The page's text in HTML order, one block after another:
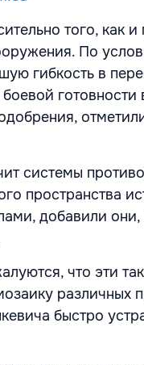
того, как
По
гибкость в
готовности
системы
пространства
добавили
что эти
различных
быстро